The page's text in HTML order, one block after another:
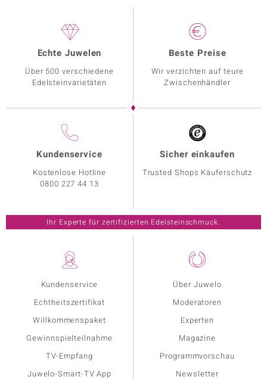
Kundenservice
Echtheitszertifikat
Willkommenspaket
Gewinnspielteilnahme
TV-Empfang
Juwelo-Smart-TV App
Über Juwelo
Moderatoren
Experten
Magazine
Programmvorschau
Newsletter
Echte Juwelen
Über 500 verschiedene
Edelsteinvarietäten
Beste Preise
Wir verzichten auf teure
Zwischenhändler
Kundenservice
Kostenlose Hotline
0800 227 44 13
Sicher einkaufen
Trusted Shops Käuferschutz
Ihr Experte für zertifizierten Edelsteinschmuck.